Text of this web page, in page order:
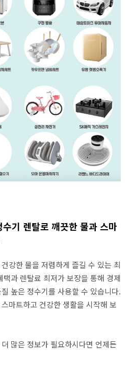
기 렌탈로 깨끗한 물과 스마
강한 물을 저렴하게 즐길 수 있는 최
과 렌탈료 최저가 보장을 통해 경제
높은 정수기를 사용할 수 있습니다.
마트하고 건강한 생활을 시작해 보
많은 정보가 필요하시다면 언제든